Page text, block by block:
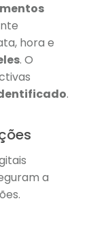
hora e
. O
.
a